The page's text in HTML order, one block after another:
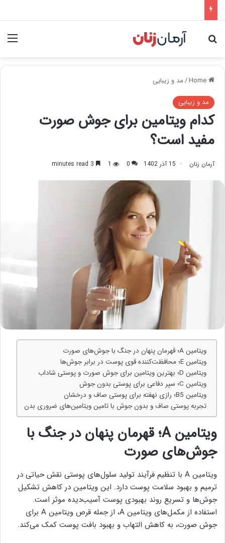
Search for
/مد و زیبایی
مد و زیبایی
کدام ویتامین برای جوش صورت
مفید است؟
آرمان زنان 15 آذر 1402 0
1
ویتامین A؛ قهرمان پنهان در جنگ با جوش‌های صورت
ویتامین E؛ محافظت‌کننده قوی پوست در برابر جوش‌ها
ویتامین D؛ بهترین ویتامین برای جوش صورت و پوستی شاداب
ویتامین C؛ سپر دفاعی برای پوستی بدون جوش
ویتامین B5؛ رازی نهفته برای پوستی صاف و درخشان
تجربه پوستی صاف و بدون جوش با تامین ویتامین‌های ضروری بدن
ویتامین A؛ قهرمان پنهان در جنگ با
جوش‌های صورت
ویتامین A با تنظیم فرآیند تولید سلول‌های پوستی نقش حیاتی در
ترمیم و بهبود سلامت پوست دارد. این ویتامین در کاهش تشکیل
جوش‌ها و تسریع روند بهبودی پوست آسیب‌دیده موثر است.
استفاده از مکمل‌های ویتامین A، از جمله قرص ویتامین A برای
جوش صورت، به کاهش التهاب و بهبود بافت پوست کمک می‌کند.